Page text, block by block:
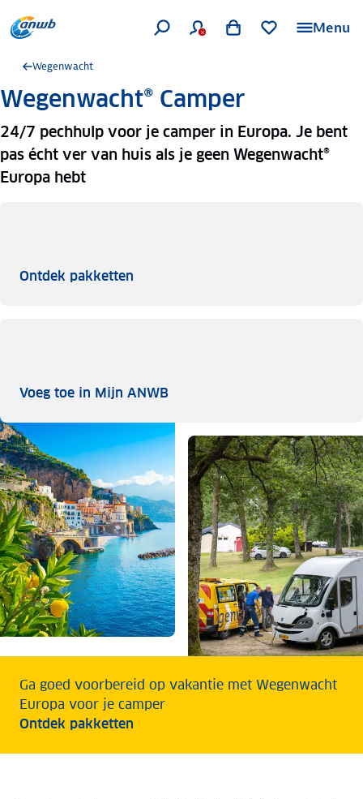
Menu
Wegenwacht
Wegenwacht® Camper
24/7 pechhulp voor je camper in Europa. Je bent
pas écht ver van huis als je geen Wegenwacht®
Europa hebt
Ontdek pakketten
Voeg toe in Mijn ANWBVoeg toe in Mijn ANWB
Ga goed voorbereid op vakantie met Wegenwacht
Europa voor je camper
Ontdek pakketten